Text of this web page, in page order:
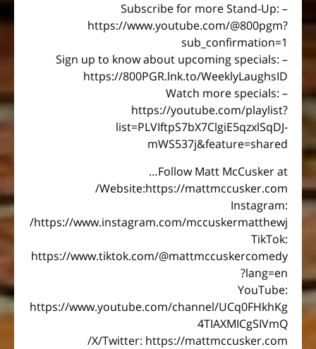
– Subscribe for more Stand-Up:
https://www.youtube.com/@800pgm?
sub_confirmation=1
– Sign up to know about upcoming specials:
https://800PGR.lnk.to/WeeklyLaughsID
– Watch more specials:
https://youtube.com/playlist?
list=PLVIftpS7bX7ClgiE5qzxlSqDJ-
mWS537j&feature=shared
Follow Matt McCusker at…
Website:https://mattmccusker.com/
Instagram:
https://www.instagram.com/mccuskermatthewj/
TikTok:
https://www.tiktok.com/@mattmccuskercomedy
?lang=en
YouTube:
https://www.youtube.com/channel/UCq0FHkhKg
4TIAXMICgSIVmQ
X/Twitter: https://mattmccusker.com/